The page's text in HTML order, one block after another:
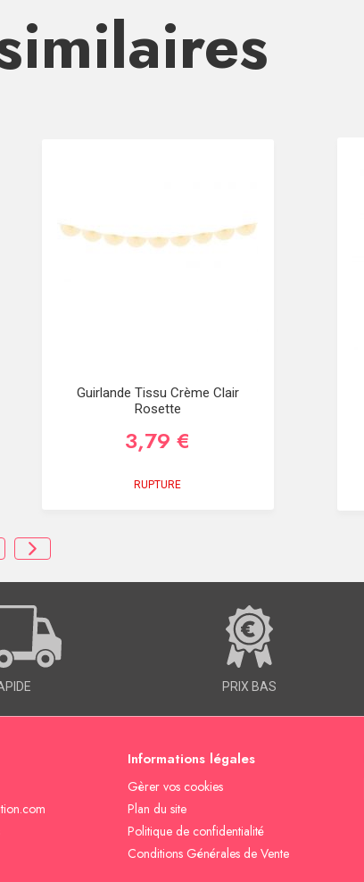
Guirlande Tissu Crème Clair
Rosette
3,79 €
RUPTURE
PRIX BAS
Informations légales
Gèrer vos cookies
Plan du site
Politique de confidentialité
Conditions Générales de Vente